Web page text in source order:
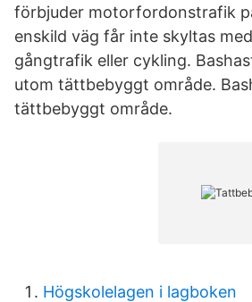
förbjuder motorfordonstrafik
enskild väg får inte skyltas
gångtrafik eller cykling.
utom tättbebyggt område.
tättbebyggt område.
Högskolelagen i lagboken